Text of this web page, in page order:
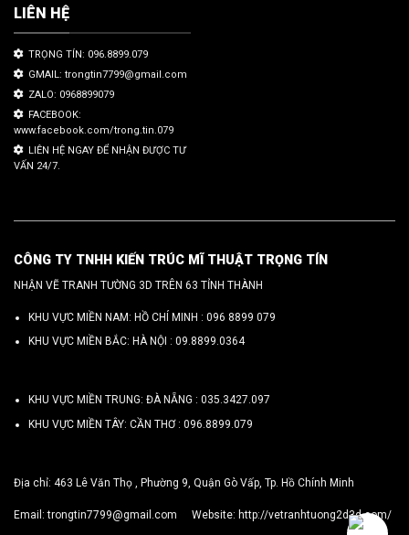
LIÊN HỆ
TRỌNG TÍN: 096.8899.079
GMAIL: trongtin7799@gmail.com
ZALO: 0968899079
FACEBOOK:
www.facebook.com/trong.tin.079
LIÊN HỆ NGAY ĐỂ NHẬN ĐƯỢC TƯ
VẤN 24/7.
CÔNG TY TNHH KIẾN TRÚC MĨ THUẬT TRỌNG TÍN
NHẬN VẼ TRANH TƯỜNG 3D TRÊN 63 TỈNH THÀNH
KHU VỰC MIỀN NAM: HỒ CHÍ MINH : 096 8899 079
KHU VỰC MIỀN BẮC: HÀ NỘI : 09.8899.0364
KHU VỰC MIỀN TRUNG: ĐÀ NẴNG : 035.3427.097
KHU VỰC MIỀN TÂY: CẦN THƠ : 096.8899.079
Địa chỉ: 463 Lê Văn Thọ , Phường 9, Quận Gò Vấp, Tp. Hồ Chính Minh
Email:trongtin7799@gmail.com Website: http://vetranhtuong2d3d.com/